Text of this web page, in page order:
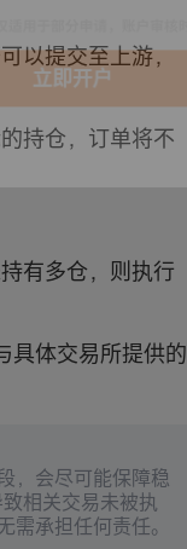
立即开户
以提交至上游，
持仓，订单将不
有多仓，则执行
具体交易所提供的
，会尽可能保障稳
相关交易未被执
承担任何责任。